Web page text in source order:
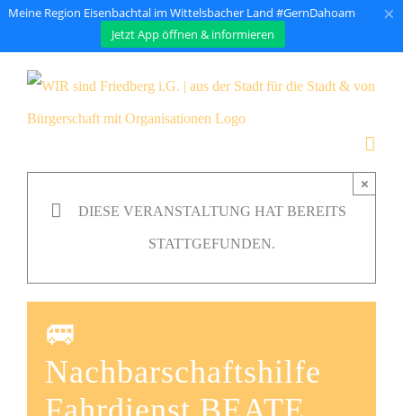
Meine Region Eisenbachtal im Wittelsbacher Land #GernDahoam
Jetzt App öffnen & informieren
×
DIESE VERANSTALTUNG HAT BEREITS
STATTGEFUNDEN.
×
🚐
Nachbarschaftshilfe